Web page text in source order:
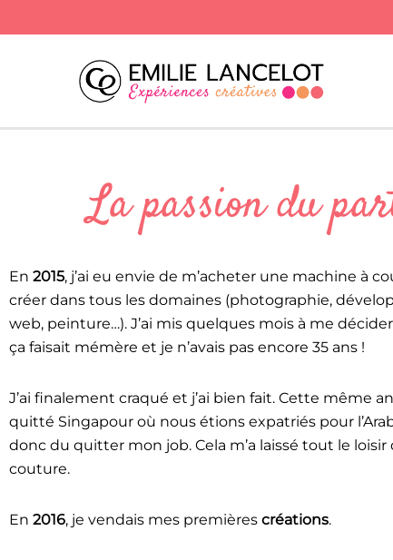
La passion du
En 2015, j’ai eu envie de m’acheter une machine à
créer dans tous les domaines (photographie,
web, peinture…). J’ai mis quelques mois à me
ça faisait mémère et je n’avais pas encore 35 ans !
J’ai finalement craqué et j’ai bien fait. Cette même
quitté Singapour où nous étions expatriés pour
donc du quitter mon job. Cela m’a laissé tout le loisir
couture.
En 2016, je vendais mes premières créations.